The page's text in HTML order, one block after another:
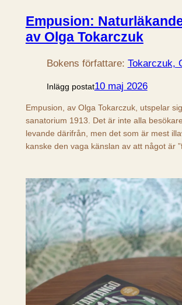
Empusion:
av Olga Tokarczuk
Bokens författare: Tokarczuk,
Inlägg postat10 maj 2026
Empusion, av Olga Tokarczuk, utspelar
sanatorium 1913. Det är inte alla
levande därifrån, men det som är mest
kanske den vaga känslan av att något är